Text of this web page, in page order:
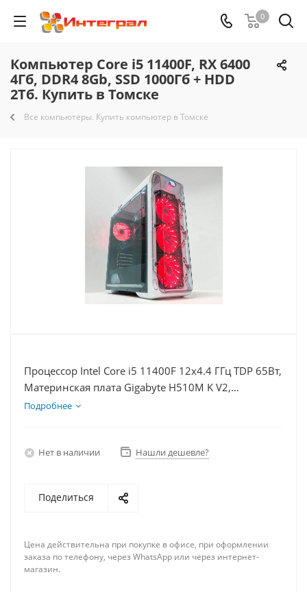
0
Компьютер Core i5 11400F, RX 6400
4Гб, DDR4 8Gb, SSD 1000Гб + HDD
2Тб. Купить в Томске
Все компьютеры. Купить компьютер в Томске
Процессор Intel Core i5 11400F 12x4.4 ГГц TDP 65Вт,
Материнская плата Gigabyte H510M K V2,
Видеокарта RX 6400 4Гб, Память DDR4 8Gb, Диски
Подробнее
Нет в наличии Нашли дешевле?
Поделиться
Цена действительна при покупке в офисе, при оформлении
заказа по телефону, через WhatsApp или через интернет-
магазин.